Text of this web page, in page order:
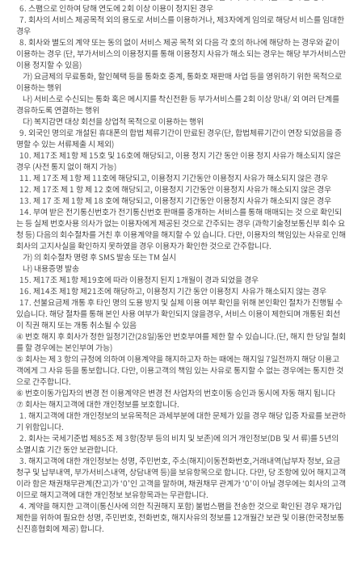
경우
이용하는 경우 (단, 부가서비스의 이용정지를 통해 이용정지 사유가 해소 되는 경우는 해당 부가서비스만
이용 정지할 수 있음)
이용하는 행위
경유하도록 연결하는 행위
명할 수 있는 서류제출 시 제외)
경우 (사전 통지 없이 해지 가능)
는 등 실제 번호사용 의사가 없는 이용자에게 제공된 것으로 간주되는 경우 (과학기술정보통신부 회수 요
청 등) 다음의 회수절차를 거친 후 이용계약을 해지할 수 있 습니다. 다만, 이용자의 책임있는 사유로 인해
회사의 고지사실을 확인하지 못하였을 경우 이용자가 확인한 것으로 간주합니다.
  16. 제14조 제1항 제21조에 해당하고, 이용정지 기간 동안 이용정지  사유가 해소되지 않는 경우
있습니다. 해당 절차를 통해 본인 사용 여부가 확인되지 않을경우, 서비스 이용이 제한되며 개통된 회선
이 직권 해지 또는 개통 취소될 수 있음
④ 번호 해지 후 회사가 정한 일정기간(28일)동안 번호부여를 제한 할 수 있습니다.(단, 해지 한 당일 철회
를 할 경우에는 본인부여 가능)
⑤ 회사는 제 3 항의 규정에 의하여 이용계약을 해지하고자 하는 때에는 해지일 7일전까지 해당 이용고
객에게 그 사유 등을 통보합니다. 다만, 이용고객의 책임 있는 사유로 통지할 수 없는 경우에는 통지한 것
으로 간주합니다.
⑥ 번호이동가입자의 변경 전 이용계약은 변경 전 사업자의 번호이동 승인과 동시에 자동 해지 됩니다
⑦ 회사는 해지고객에 대한 개인정보를 보호합니다.
기 위함입니다.
소멸시효 기간 동안 보관합니다.
청구 및 납부내역, 부가서비스내역, 상담내역 등)을 보유항목으로 합니다. 다만, 당 조항에 있어 해지고객
이라 함은 채권채무관계(잔고)가 ‘0’인 고객을 말하며, 채권채무 관계가 ‘0’이 아닐 경우에는 회사의 고객
이므로 해지고객에 대한 개인정보 보유항목과는 무관합니다.
제한을 위하여 필요한 성명, 주민번호, 전화번호, 해지사유의 정보를 12개월간 보관 및 이용(한국정보통
신진흥협회에 제공) 합니다.